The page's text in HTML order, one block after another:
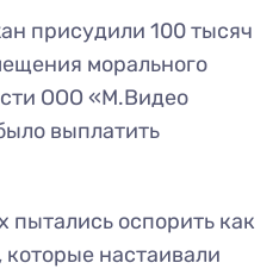
присудили 100 тысяч
морального
ООО «М.Видео
выплатить
пытались оспорить как
которые настаивали